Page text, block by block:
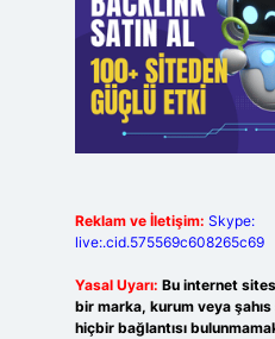
Reklam ve İletişim: Skype:
live:.cid.575569c608265c69
Yasal Uyarı: Bu internet
bir marka, kurum veya
hiçbir bağlantısı